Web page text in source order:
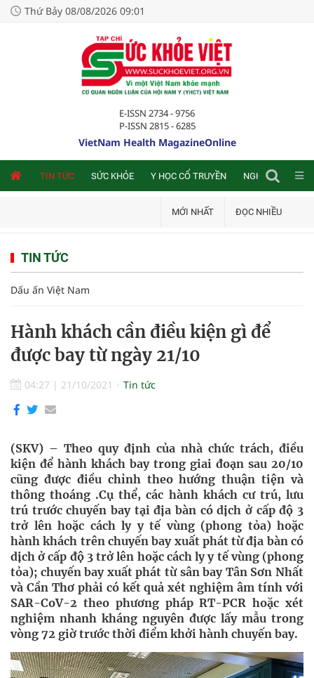
Thứ Bảy 08/08/2026 09:01
E-ISSN 2734 - 9756
P-ISSN 2815 - 6285
VietNam Health MagazineOnline
TIN TỨC SỨC KHỎE Y HỌC CỔ TRUYỀN NGHIÊN CỨU
MỚI NHẤT ĐỌC NHIỀU
TIN TỨC
Dấu ấn Việt Nam
Hành khách cần điều kiện gì để
được bay từ ngày 21/10
04:27 | 21/10/2021 Tin tức
(SKV) – Theo quy định của nhà chức trách, điều
kiện để hành khách bay trong giai đoạn sau 20/10
cũng được điều chỉnh theo hướng thuận tiện và
thông thoáng .Cụ thể, các hành khách cư trú, lưu
trú trước chuyến bay tại địa bàn có dịch ở cấp độ 3
trở lên hoặc cách ly y tế vùng (phong tỏa) hoặc
hành khách trên chuyến bay xuất phát từ địa bàn có
dịch ở cấp độ 3 trở lên hoặc cách ly y tế vùng (phong
tỏa); chuyến bay xuất phát từ sân bay Tân Sơn Nhất
và Cần Thơ phải có kết quả xét nghiệm âm tính với
SAR-CoV-2 theo phương pháp RT-PCR hoặc xét
nghiệm nhanh kháng nguyên được lấy mẫu trong
vòng 72 giờ trước thời điểm khởi hành chuyến bay.